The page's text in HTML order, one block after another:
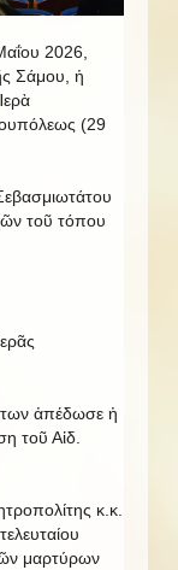
2026,
Σάμου, ἡ
(29
τοῦ τόπου
ἀπέδωσε ἡ
τοῦ Αἰδ.
κ.κ.
μαρτύρων